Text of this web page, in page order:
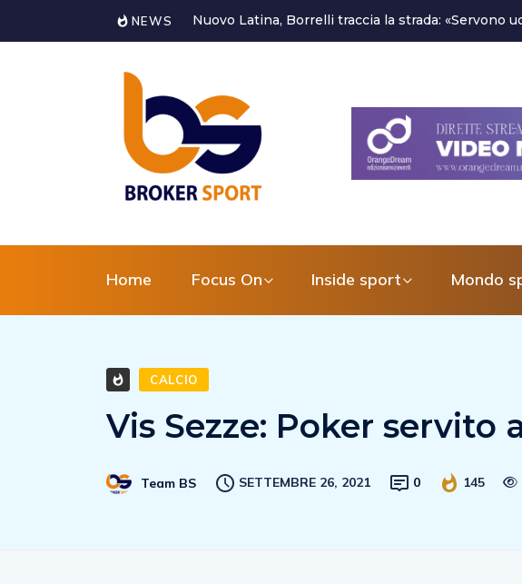
NEWS Castorri è un nuovo giocatore del Latina Calcio
Home Focus On Inside sport Mondo
CALCIO
Vis Sezze: Poker servito
Team BS SETTEMBRE 26, 2021 0 145